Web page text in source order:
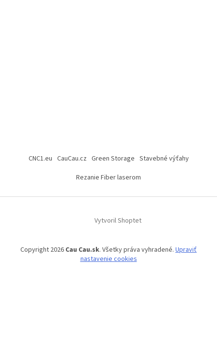
CNC1.eu CauCau.cz Green Storage Stavebné výťahy
Rezanie Fiber laserom
Vytvoril Shoptet
Copyright 2026 Cau Cau.sk. Všetky práva vyhradené. Upraviť
nastavenie cookies